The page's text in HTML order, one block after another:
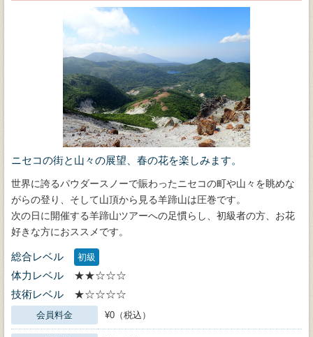
ニセコの街と山々の展望、春の花を楽しみます。
世界に誇るパウダースノーで賑わったニセコの町や山々を眺めな
がらの登り、そして山頂から見る羊蹄山は圧巻です。
次の日に開催する羊蹄山ツアーへの足慣らし、初級者の方、お花
好きな方におススメです。
総合レベル 初級
体力レベル
★★☆☆☆
技術レベル
★☆☆☆☆
会員料金 ¥0（税込）